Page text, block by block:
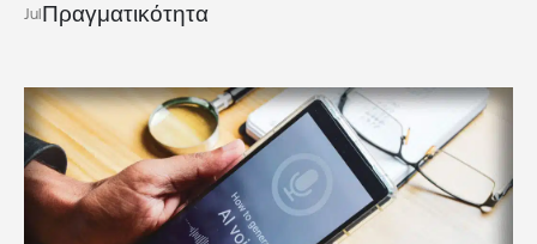
JulΠραγματικότητα